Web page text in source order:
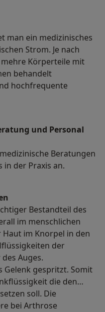
man ein medizinisches
Strom. Je nach
Körperteile mit
behandelt
hochfrequente
und Personal
Beratungen
in der Praxis an.
Bestandteil des
im menschlichen
im Knorpel in den
der
Auges.
gespritzt. Somit
die den
soll. Die
bei Arthrose